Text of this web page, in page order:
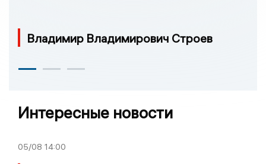
Владимир Владимирович Строев
Интересные новости
05/08 14:00